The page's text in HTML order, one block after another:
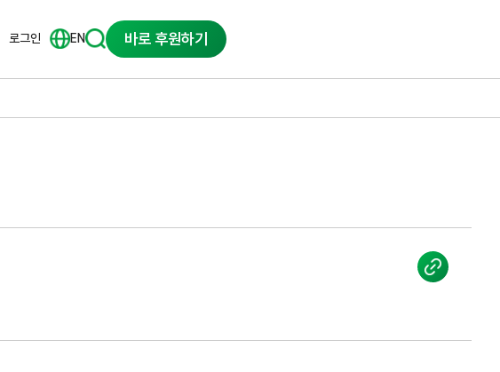
로그인 EN 바로 후원하기